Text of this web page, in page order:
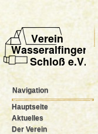
Navigation
Hauptseite
Aktuelles
Der Verein